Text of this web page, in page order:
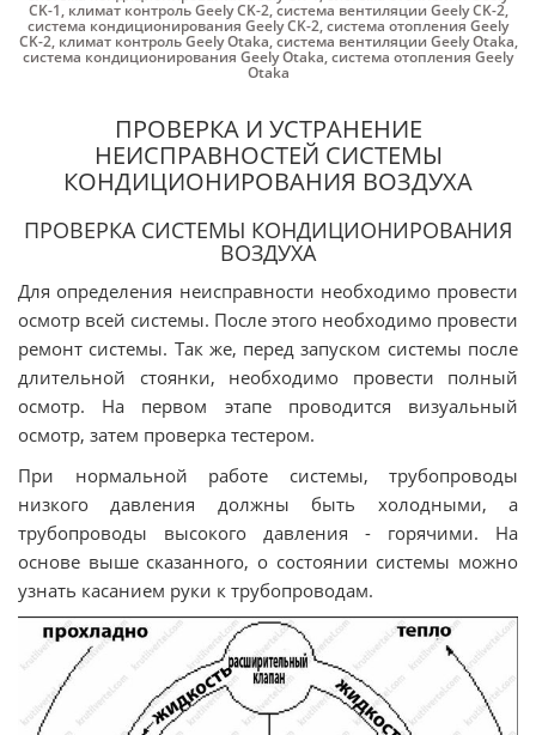
CK-1, климат контроль Geely CK-2,система вентиляции Geely CK-2,
система кондиционирования Geely CK-2,система отопления Geely
CK-2, климат контроль Geely Otaka,система вентиляции Geely Otaka,
система кондиционирования Geely Otaka,система отопления Geely
Otaka
ПРОВЕРКА И УСТРАНЕНИЕ
НЕИСПРАВНОСТЕЙ СИСТЕМЫ
КОНДИЦИОНИРОВАНИЯ ВОЗДУХА
ПРОВЕРКА СИСТЕМЫ КОНДИЦИОНИРОВАНИЯ
ВОЗДУХА
Для определения неисправности необходимо провести
осмотр всей системы. После этого необходимо провести
ремонт системы. Так же, перед запуском системы после
длительной стоянки, необходимо провести полный
осмотр. На первом этапе проводится визуальный
осмотр, затем проверка тестером.
При нормальной работе системы, трубопроводы
низкого давления должны быть холодными, а
трубопроводы высокого давления - горячими. На
основе выше сказанного, о состоянии системы можно
узнать касанием руки к трубопроводам.